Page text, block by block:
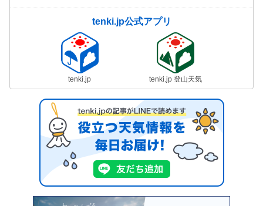
tenki.jp公式アプリ
tenki.jp tenki.jp 登山天気